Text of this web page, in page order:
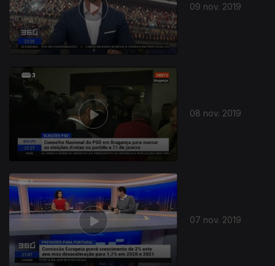
09 nov. 2019
08 nov. 2019
07 nov. 2019